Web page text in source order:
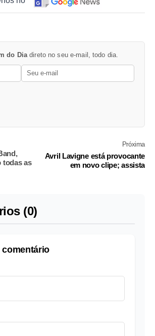
do Diadireto no seu e-mail, todo dia.
todas as
Próxima
Avril Lavigne está provocante
em novo clipe; assista
(0)
comentário